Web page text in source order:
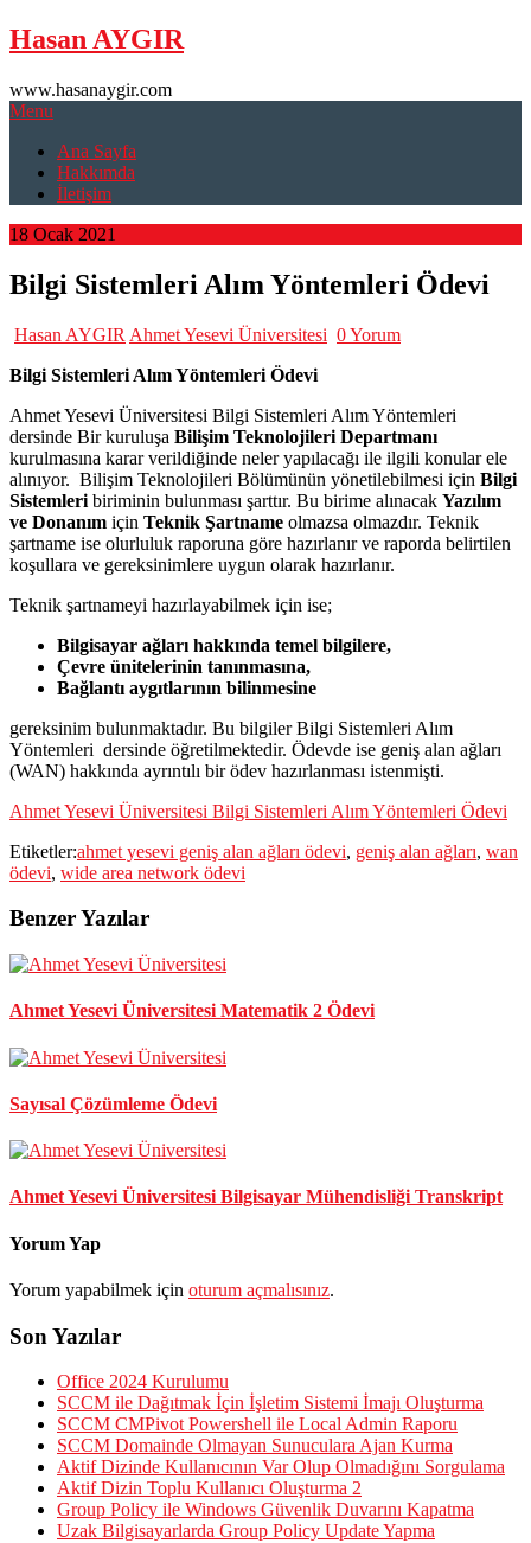
Skip
to
Hasan AYGIR
www.hasanaygir.com
Menu
Ana Sayfa
Hakkımda
İletişim
18 Ocak 2021
Bilgi Sistemleri Alım Yöntemleri Ödevi
Hasan AYGIR Ahmet Yesevi Üniversitesi 0 Yorum
Bilgi Sistemleri Alım Yöntemleri Ödevi
Ahmet Yesevi Üniversitesi Bilgi Sistemleri Alım Yöntemleri
dersinde Bir kuruluşa Bilişim Teknolojileri Departmanı
kurulmasına karar verildiğinde neler yapılacağı ile ilgili konular ele
alınıyor. Bilişim Teknolojileri Bölümünün yönetilebilmesi için Bilgi
Sistemleri biriminin bulunması şarttır. Bu birime alınacak Yazılım
ve Donanım için Teknik Şartname olmazsa olmazdır. Teknik
şartname ise olurluluk raporuna göre hazırlanır ve raporda belirtilen
koşullara ve gereksinimlere uygun olarak hazırlanır.
Teknik şartnameyi hazırlayabilmek için ise;
Bilgisayar ağları hakkında temel bilgilere,
Çevre ünitelerinin tanınmasına,
Bağlantı aygıtlarının bilinmesine
gereksinim bulunmaktadır. Bu bilgiler Bilgi Sistemleri Alım
Yöntemleri dersinde öğretilmektedir. Ödevde ise geniş alan ağları
(WAN) hakkında ayrıntılı bir ödev hazırlanması istenmişti.
Ahmet Yesevi Üniversitesi Bilgi Sistemleri Alım Yöntemleri Ödevi
Etiketler:ahmet yesevi geniş alan ağları ödevi, geniş alan ağları, wan
ödevi, wide area network ödevi
Benzer Yazılar
Ahmet Yesevi Üniversitesi Matematik 2 Ödevi
Sayısal Çözümleme Ödevi
Ahmet Yesevi Üniversitesi Bilgisayar Mühendisliği Transkript
Yorum Yap
Yorum yapabilmek için oturum açmalısınız.
Son Yazılar
Office 2024 Kurulumu
SCCM ile Dağıtmak İçin İşletim Sistemi İmajı Oluşturma
SCCM CMPivot Powershell ile Local Admin Raporu
SCCM Domainde Olmayan Sunuculara Ajan Kurma
Aktif Dizinde Kullanıcının Var Olup Olmadığını Sorgulama
Aktif Dizin Toplu Kullanıcı Oluşturma 2
Group Policy ile Windows Güvenlik Duvarını Kapatma
Uzak Bilgisayarlarda Group Policy Update Yapma